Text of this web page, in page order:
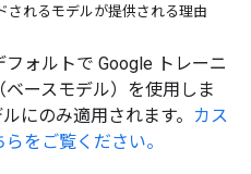
されるモデルが提供される理由
ォルトで Google トレーニ
ースモデル）を使用しま
にのみ適用されます。
カス
をご覧ください。